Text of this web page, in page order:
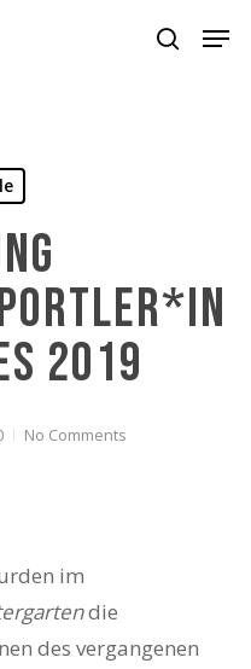
search
2019
No Comments
im
die
des vergangenen